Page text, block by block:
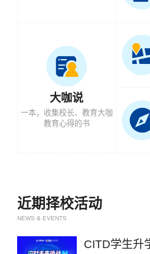
大咖说
一本，收集校长、教育大咖
教育心得的书
近期择校活动
NEWS & EVENTS